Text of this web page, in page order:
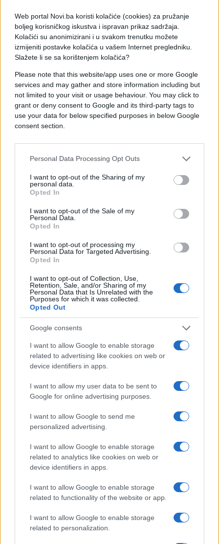
Web portal Novi.ba koristi kolačiće (cookies) za pružanje
boljeg korisničkog iskustva i ispravan prikaz sadržaja.
Kolačići su anonimizirani i u svakom trenutku možete
izmijeniti postavke kolačića u vašem Internet pregledniku.
Slažete li se sa korištenjem kolačića?
Please note that this website/app uses one or more Google
services and may gather and store information including but
not limited to your visit or usage behaviour. You may click to
grant or deny consent to Google and its third-party tags to
use your data for below specified purposes in below Google
consent section.
Personal Data Processing Opt Outs
I want to opt-out of the Sharing of my
personal data.
Opted In
I want to opt-out of the Sale of my
Personal Data.
Opted In
I want to opt-out of processing my
Personal Data for Targeted Advertising.
Opted In
I want to opt-out of Collection, Use,
Retention, Sale, and/or Sharing of my
Personal Data that Is Unrelated with the
Purposes for which it was collected.
Opted Out
Google consents
I want to allow Google to enable storage
related to advertising like cookies on web or
device identifiers in apps.
I want to allow my user data to be sent to
Google for online advertising purposes.
I want to allow Google to send me
personalized advertising.
I want to allow Google to enable storage
related to analytics like cookies on web or
device identifiers in apps.
I want to allow Google to enable storage
related to functionality of the website or app.
I want to allow Google to enable storage
related to personalization.
Bikovi u junu mogu doći do novca koji su ranije već
gotovo otpisali. To mogu biti stari dugovi, obećane
isplate ili procenat od ranije završenih poslova.
Druga polovina mjeseca donosi konkretne pozive
ili poruke, gdje je važno biti direktan i precizan u
komunikaciji. Uspjeh zavisi od spremnosti da se
jasno iznese zahtjev, bez čekanja da druga strana
pokrene temu.
da će se stvari riješiti same od sebe.
NASTAVAK JE NA SLJEDEĆOJ STRANICI--->>>